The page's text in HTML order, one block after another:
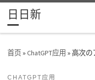
Skip to content
日日新
首页»ChatGPT应用 »高次の
CHATGPT应用